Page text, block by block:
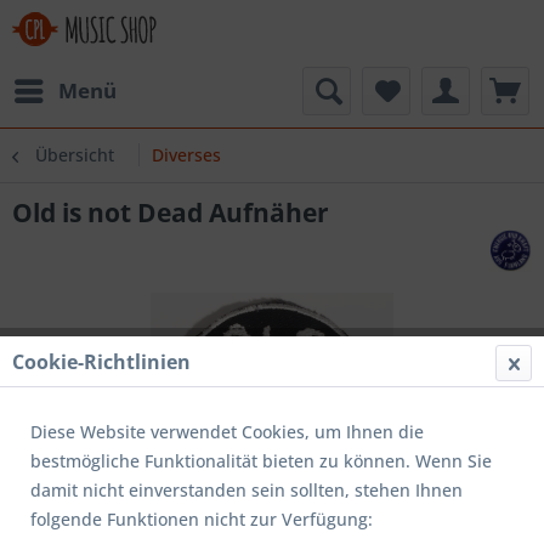
Menü
Übersicht Diverses
Old is not Dead Aufnäher
Cookie-Richtlinien
Diese Website verwendet Cookies, um Ihnen die
bestmögliche Funktionalität bieten zu können. Wenn Sie
damit nicht einverstanden sein sollten, stehen Ihnen
folgende Funktionen nicht zur Verfügung: